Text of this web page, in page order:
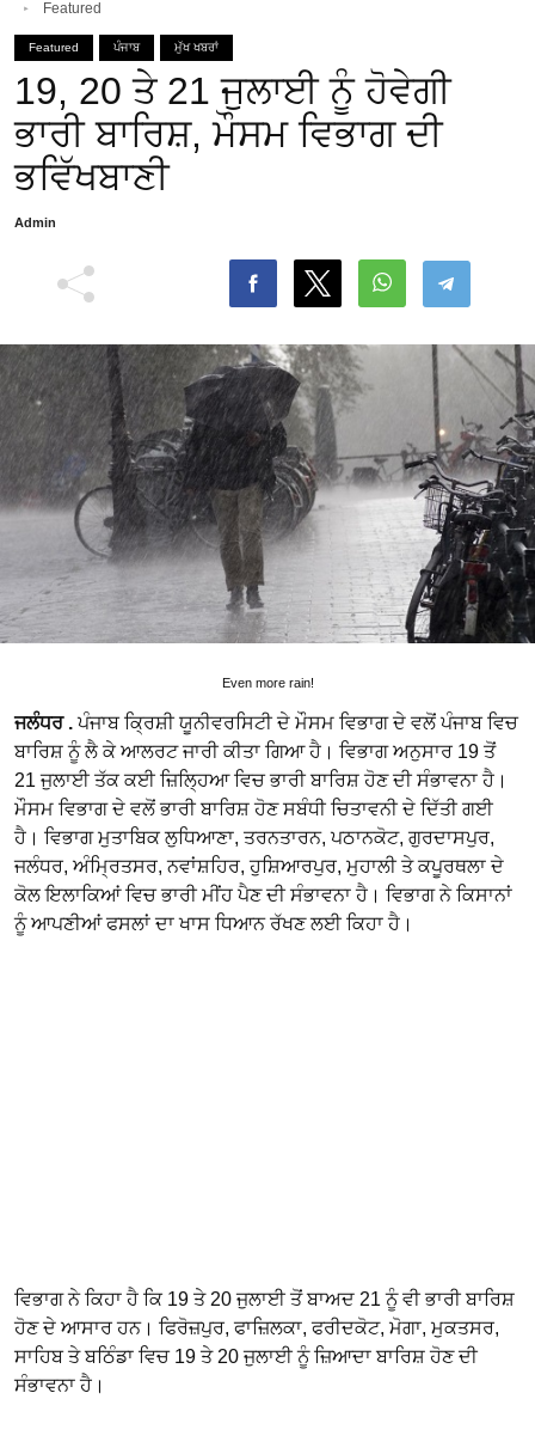
Featured
Featured ਪੰਜਾਬ ਮੁੱਖ ਖਬਰਾਂ
19, 20 ਤੇ 21 ਜੁਲਾਈ ਨੂੰ ਹੋਵੇਗੀ
ਭਾਰੀ ਬਾਰਿਸ਼, ਮੌਸਮ ਵਿਭਾਗ ਦੀ
ਭਵਿੱਖਬਾਣੀ
Admin
Even more rain!
ਜਲੰਧਰ .ਪੰਜਾਬ ਕ੍ਰਿਸ਼ੀ ਯੂਨੀਵਰਸਿਟੀ ਦੇ ਮੌਸਮ ਵਿਭਾਗ ਦੇ ਵਲੋਂ ਪੰਜਾਬ ਵਿਚ
ਬਾਰਿਸ਼ ਨੂੰ ਲੈ ਕੇ ਆਲਰਟ ਜਾਰੀ ਕੀਤਾ ਗਿਆ ਹੈ। ਵਿਭਾਗ ਅਨੁਸਾਰ 19 ਤੋਂ
21 ਜੁਲਾਈ ਤੱਕ ਕਈ ਜ਼ਿਲ੍ਹਿਆ ਵਿਚ ਭਾਰੀ ਬਾਰਿਸ਼ ਹੋਣ ਦੀ ਸੰਭਾਵਨਾ ਹੈ।
ਮੌਸਮ ਵਿਭਾਗ ਦੇ ਵਲੋਂ ਭਾਰੀ ਬਾਰਿਸ਼ ਹੋਣ ਸਬੰਧੀ ਚਿਤਾਵਨੀ ਦੇ ਦਿੱਤੀ ਗਈ
ਹੈ। ਵਿਭਾਗ ਮੁਤਾਬਿਕ ਲੁਧਿਆਣਾ, ਤਰਨਤਾਰਨ, ਪਠਾਨਕੋਟ, ਗੁਰਦਾਸਪੁਰ,
ਜਲੰਧਰ, ਅੰਮ੍ਰਿਤਸਰ, ਨਵਾਂਸ਼ਹਿਰ, ਹੁਸ਼ਿਆਰਪੁਰ, ਮੁਹਾਲੀ ਤੇ ਕਪੂਰਥਲਾ ਦੇ
ਕੋਲ ਇਲਾਕਿਆਂ ਵਿਚ ਭਾਰੀ ਮੀਂਹ ਪੈਣ ਦੀ ਸੰਭਾਵਨਾ ਹੈ। ਵਿਭਾਗ ਨੇ ਕਿਸਾਨਾਂ
ਨੂੰ ਆਪਣੀਆਂ ਫਸਲਾਂ ਦਾ ਖਾਸ ਧਿਆਨ ਰੱਖਣ ਲਈ ਕਿਹਾ ਹੈ।
ਵਿਭਾਗ ਨੇ ਕਿਹਾ ਹੈ ਕਿ 19 ਤੇ 20 ਜੁਲਾਈ ਤੋਂ ਬਾਅਦ 21 ਨੂੰ ਵੀ ਭਾਰੀ ਬਾਰਿਸ਼
ਹੋਣ ਦੇ ਆਸਾਰ ਹਨ। ਫਿਰੋਜ਼ਪੁਰ, ਫਾਜ਼ਿਲਕਾ, ਫਰੀਦਕੋਟ, ਮੋਗਾ, ਮੁਕਤਸਰ,
ਸਾਹਿਬ ਤੇ ਬਠਿੰਡਾ ਵਿਚ 19 ਤੇ 20 ਜੁਲਾਈ ਨੂੰ ਜ਼ਿਆਦਾ ਬਾਰਿਸ਼ ਹੋਣ ਦੀ
ਸੰਭਾਵਨਾ ਹੈ।